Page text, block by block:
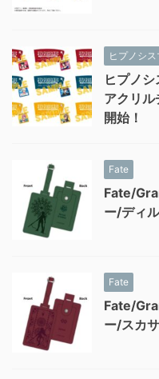
ヒプノシス
ヒプノ
アクリ
開始！
Fate
Fate/
ー/ディ
Fate
Fate/
ー/スカ